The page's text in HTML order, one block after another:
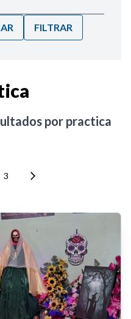
FILTRAR
por practica
3